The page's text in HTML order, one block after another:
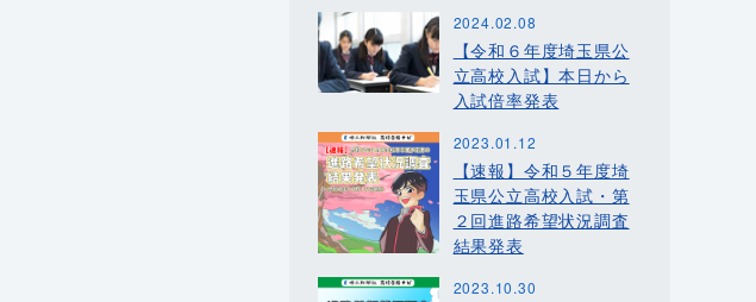
2024.02.08
【令和６年度埼玉県公
立高校入試】本日から
入試倍率発表
2023.01.12
【速報】令和５年度埼
玉県公立高校入試・第
２回進路希望状況調査
結果発表
2023.10.30